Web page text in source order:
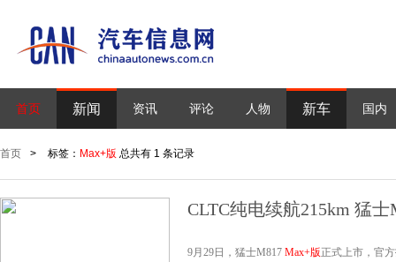
首页 新闻 资讯 评论 人物 新车 国内
首页 > 标签： Max+版 总共有 1 条记录
CLTC纯电续航215km 猛
9月29日，猛士M817 Max+版正式上市，官